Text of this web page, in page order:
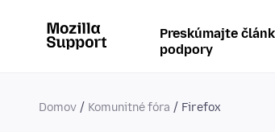
Preskúmajte
podpory
Domov Komunitné fóra Firefox